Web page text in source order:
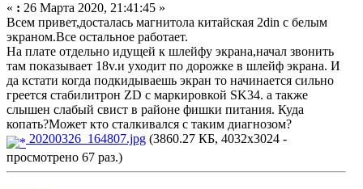
« : 26 Марта 2020, 21:41:45 »
Всем привет,досталась магнитола китайская 2din с белым
экраном.Все остальное работает.
На плате отдельно идущей к шлейфу экрана,начал звонить
там показывает 18v.и уходит по дорожке в шлейф экрана. И
да кстати когда подкидываешь экран то начинается сильно
греется стабилитрон ZD с маркировкой SK34. а также
слышен слабый свист в районе фишки питания. Куда
копать?Может кто сталкивался с таким диагнозом?
20200326_164807.jpg (3860.27 КБ, 4032x3024 -
просмотрено 67 раз.)